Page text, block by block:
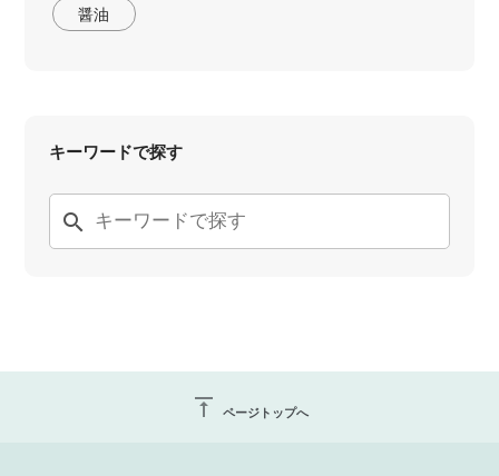
醤油
キーワードで探す
search
vertical_align_top ページトップへ